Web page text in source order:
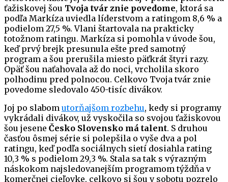
ťažiskovej šou Tvoja tvár znie povedome, ktorá sa
podľa Markíza uviedla líderstvom a ratingom 8,6 % a
podielom 27,5 %. Vlani štartovala na prakticky
totožnom ratingu. Markíza si pomohla v úvode šou,
keď prvý brejk presunula ešte pred samotný
program a šou prerušila miesto päťkrát štyri razy.
Opäť šou naťahovala až do noci, vrcholila skoro
polhodinu pred polnocou. Celkovo Tvoja tvár znie
povedome sledovalo 450-tisíc divákov.
Joj po slabom utorňajšom rozbehu, kedy si programy
vykrádali divákov, už vyskočila so svojou ťažiskovou
šou jesene Česko Slovensko má talent. S druhou
časťou ôsmej série si polepšila o vyše dva a pol
ratingu, keď podľa sociálnych sietí dosiahla rating
10,3 % s podielom 29,3 %. Stala sa tak s výrazným
náskokom najsledovanejším programom týždňa v
komerčnej cieľovke, celkovo si šou v sobotu pozrelo